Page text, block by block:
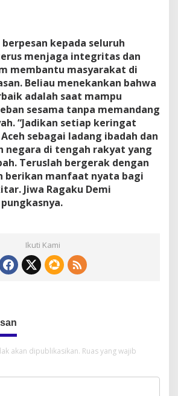
kepada seluruh
menjaga integritas dan
membantu masyarakat di
Beliau menekankan bahwa
adalah saat mampu
sesama tanpa memandang
“Jadikan setiap keringat
sebagai ladang ibadah dan
negara di tengah rakyat yang
Teruslah bergerak dengan
berikan manfaat nyata bagi
Jiwa Ragaku Demi
Ikuti Kami
akan dipublikasikan. Ruas yang wajib